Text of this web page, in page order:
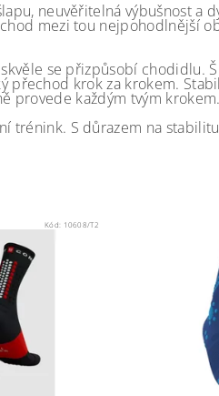
neuvěřitelná výbušnost a
mezi tou nejpohodlnější
se přizpůsobí chodidlu.
přechod krok za krokem.
provede každým tvým krokem.
trénink. S důrazem na
Kód: 10608/T2